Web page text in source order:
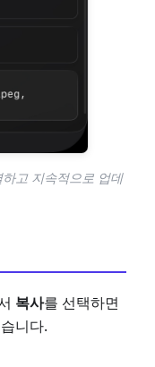
고 지속적으로 업데
복사를 선택하면
니다.